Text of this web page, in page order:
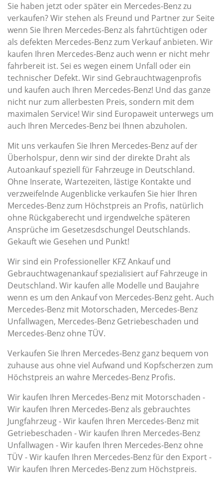
Sie haben jetzt oder später ein Mercedes-Benz zu
verkaufen? Wir stehen als Freund und Partner zur Seite
wenn Sie Ihren Mercedes-Benz als fahrtüchtigen oder
als defekten Mercedes-Benz zum Verkauf anbieten. Wir
kaufen Ihren Mercedes-Benz auch wenn er nicht mehr
fahrbereit ist. Sei es wegen einem Unfall oder ein
technischer Defekt. Wir sind Gebrauchtwagenprofis
und kaufen auch Ihren Mercedes-Benz! Und das ganze
nicht nur zum allerbesten Preis, sondern mit dem
maximalen Service! Wir sind Europaweit unterwegs um
auch Ihren Mercedes-Benz bei Ihnen abzuholen.
Mit uns verkaufen Sie Ihren Mercedes-Benz auf der
Überholspur, denn wir sind der direkte Draht als
Autoankauf speziell für Fahrzeuge in Deutschland.
Ohne Inserate, Wartezeiten, lästige Kontakte und
verzweifelnde Augenblicke verkaufen Sie hier Ihren
Mercedes-Benz zum Höchstpreis an Profis, natürlich
ohne Rückgaberecht und irgendwelche späteren
Ansprüche im Gesetzesdschungel Deutschlands.
Gekauft wie Gesehen und Punkt!
Wir sind ein Professioneller KFZ Ankauf und
Gebrauchtwagenankauf spezialisiert auf Fahrzeuge in
Deutschland. Wir kaufen alle Modelle und Baujahre
wenn es um den Ankauf von Mercedes-Benz geht. Auch
Mercedes-Benz mit Motorschaden, Mercedes-Benz
Unfallwagen, Mercedes-Benz Getriebeschaden und
Mercedes-Benz ohne TÜV.
Verkaufen Sie Ihren Mercedes-Benz ganz bequem von
zuhause aus ohne viel Aufwand und Kopfscherzen zum
Höchstpreis an wahre Mercedes-Benz Profis.
Wir kaufen Ihren Mercedes-Benz mit Motorschaden -
Wir kaufen Ihren Mercedes-Benz als gebrauchtes
Jungfahrzeug - Wir kaufen Ihren Mercedes-Benz mit
Getriebeschaden - Wir kaufen Ihren Mercedes-Benz
Unfallwagen - Wir kaufen Ihren Mercedes-Benz ohne
TÜV - Wir kaufen Ihren Mercedes-Benz für den Export -
Wir kaufen Ihren Mercedes-Benz zum Höchstpreis.